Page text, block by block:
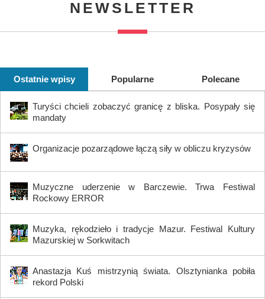
NEWSLETTER
Ostatnie wpisy Popularne Polecane
Turyści chcieli zobaczyć granicę z bliska. Posypały się
mandaty
Organizacje pozarządowe łączą siły w obliczu kryzysów
Muzyczne uderzenie w Barczewie. Trwa Festiwal
Rockowy ERROR
Muzyka, rękodzieło i tradycje Mazur. Festiwal Kultury
Mazurskiej w Sorkwitach
Anastazja Kuś mistrzynią świata. Olsztynianka pobiła
rekord Polski